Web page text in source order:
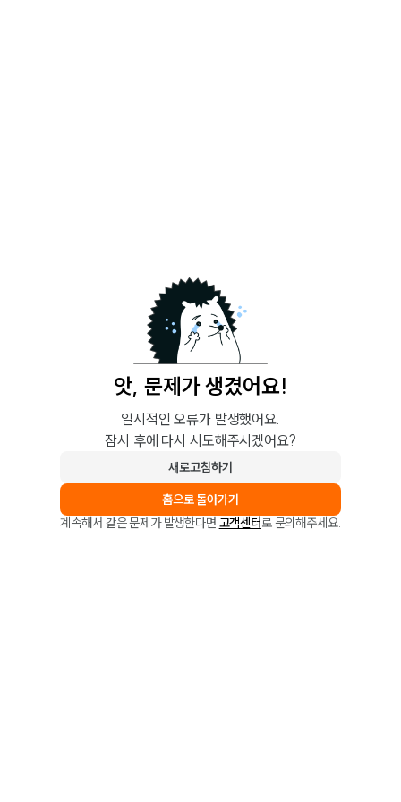
앗, 문제가 생겼어요!
일시적인 오류가 발생했어요.
잠시 후에 다시 시도해주시겠어요?
새로고침하기
홈으로 돌아가기
계속해서 같은 문제가 발생한다면 고객센터로 문의해주세요.